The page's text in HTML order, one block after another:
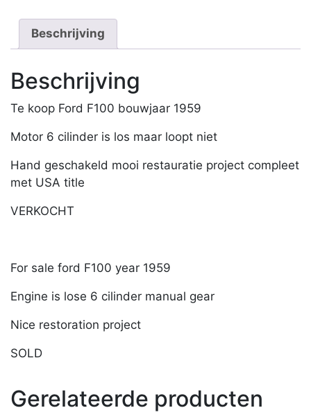
Beschrijving
Beschrijving
Te koop Ford F100 bouwjaar 1959
Motor 6 cilinder is los maar loopt niet
Hand geschakeld mooi restauratie project compleet
met USA title
VERKOCHT
For sale ford F100 year 1959
Engine is lose 6 cilinder manual gear
Nice restoration project
SOLD
Gerelateerde producten